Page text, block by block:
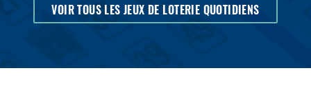
VOIR TOUS LES JEUX DE LOTERIE QUOTIDIENS